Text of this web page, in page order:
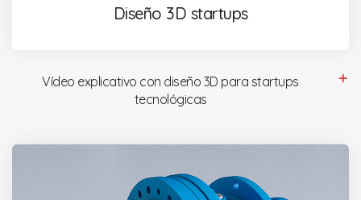
Diseño 3D startups
Vídeo explicativo con diseño 3D para startups
tecnológicas